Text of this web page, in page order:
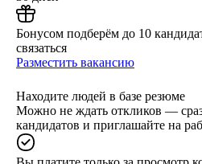
Бонусом подберём до 10
связаться
Разместить вакансию
Находите людей в базе резюме
Можно не ждать откликов —
кандидатов и приглашайте на